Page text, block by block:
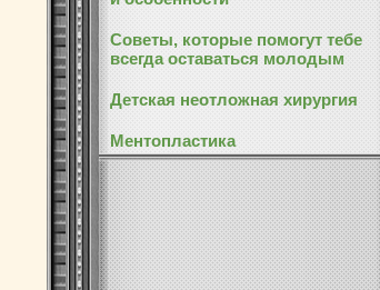
Советы, которые помогут тебе
всегда оставаться молодым
Детская неотложная хирургия
Ментопластика